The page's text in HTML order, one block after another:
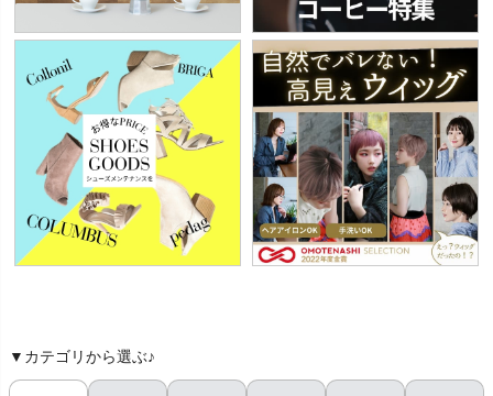
▼カテゴリから選ぶ♪